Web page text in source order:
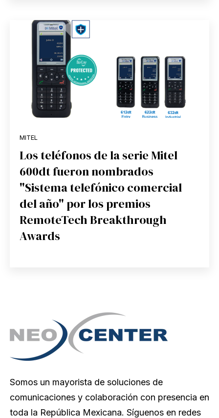
MITEL
Los teléfonos de la serie Mitel
600dt fueron nombrados
"Sistema telefónico comercial
del año" por los premios
RemoteTech Breakthrough
Awards
Somos un mayorista de soluciones de
comunicaciones y colaboración con presencia en
toda la República Mexicana. Síguenos en redes